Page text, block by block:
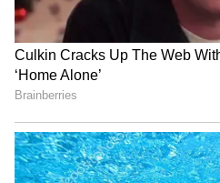
Related Articles
MS Dhoni Records: వరల్డ్
5 రికార్డులు.. టచ్ చేయడం కూడా
కల్లే !